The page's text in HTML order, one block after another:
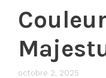
octobre 2, 2025